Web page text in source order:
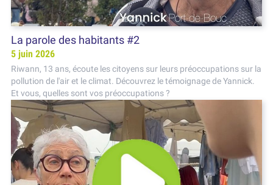
La parole des habitants #2
5 juin 2026
Riwann, 13 ans, écoute les citoyens sur leurs préoccupations sur la
pollution de l'air et le climat. Découvrez le témoignage de Yannick.
Et vous, quelles sont vos préoccupations ?